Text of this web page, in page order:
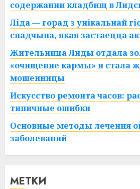
содержании кладбищ в
Ліда — горад з унікальнай
спадчына, якая застаецца
Жительница Лиды отдала
«очищение кармы» и стала
мошенницы
Искусство ремонта часов:
типичные ошибки
Основные методы лечения
заболеваний
МЕТКИ